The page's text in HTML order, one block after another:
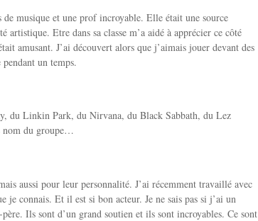
de musique et une prof incroyable. Elle était une source
Etre dans sa classe m’a aidé à apprécier ce côté
amusant. J’ai découvert alors que j’aimais jouer devant des
un temps.
du Linkin Park, du Nirvana, du Black Sabbath, du Lez
nom du groupe…
aussi pour leur personnalité. J’ai récemment travaillé avec
je connais. Et il est si bon acteur. Je ne sais pas si j’ai un
Ils sont d’un grand soutien et ils sont incroyables. Ce sont